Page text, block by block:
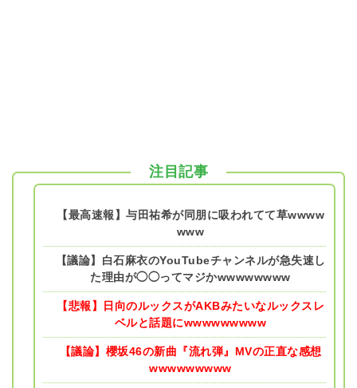
注目記事
【最高速報】与田祐希が同朋に吸われてて草wwww
www
【議論】白石麻衣のYouTubeチャンネルが急失速し
た理由が◯◯ってマジかwwwwwwww
【悲報】日向のルックスがAKBみたいなルックスレ
ベルと話題にwwwwwwwww
【議論】櫻坂46の新曲『流れ弾』MVの正直な感想
wwwwwwwww